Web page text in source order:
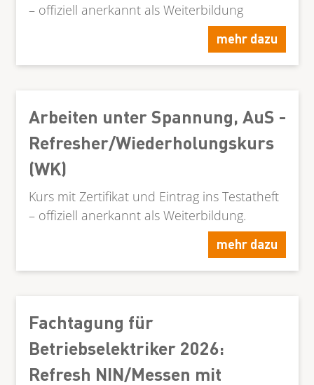
– offiziell anerkannt als Weiterbildung
mehr dazu
Arbeiten unter Spannung, AuS -
Refresher/Wiederholungskurs
(WK)
Kurs mit Zertifikat und Eintrag ins Testatheft
– offiziell anerkannt als Weiterbildung.
mehr dazu
Fachtagung für
Betriebselektriker 2026:
Refresh NIN/Messen mit